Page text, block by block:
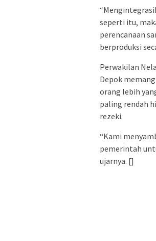
seperti itu,
perencanaan
berproduksi
Perwakilan
Depok
orang lebih
paling rendah
rezeki.
“Kami
pemerintah
ujarnya. []